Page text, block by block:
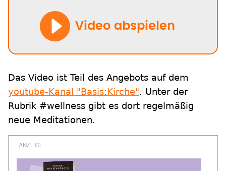
Video abspielen
Das Video ist Teil des Angebots auf dem
youtube-Kanal "Basis:Kirche". Unter der
Rubrik #wellness gibt es dort regelmäßig
neue Meditationen.